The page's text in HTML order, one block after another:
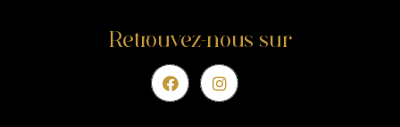
Retrouvez-nous sur